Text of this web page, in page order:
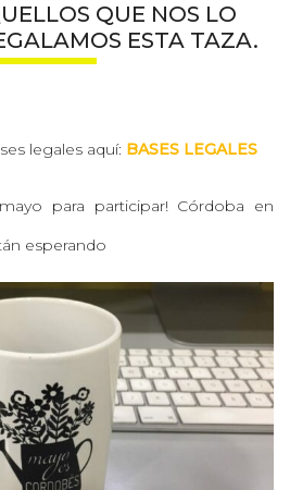
QUE NOS LO
ESTA TAZA.
legales aquí: BASES LEGALES
para participar! Córdoba en
esperando